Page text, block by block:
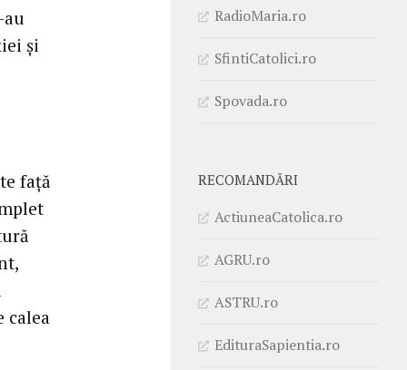
și
față
calea
RadioMaria.ro
SfintiCatolici.ro
Spovada.ro
RECOMANDĂRI
ActiuneaCatolica.ro
AGRU.ro
ASTRU.ro
EdituraSapientia.ro